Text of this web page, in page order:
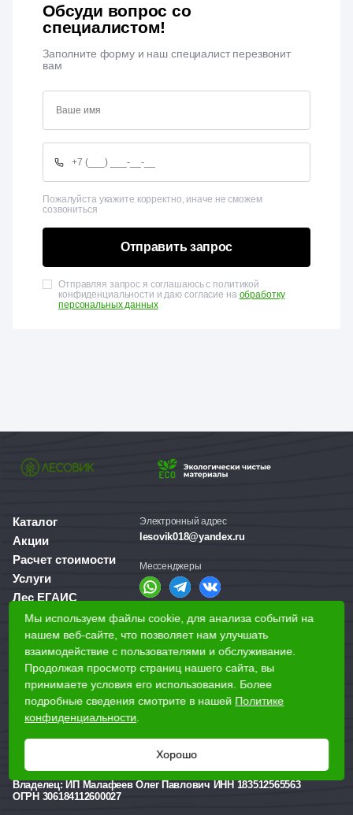
Обсуди вопрос со
специалистом!
Заполните форму и наш специалист перезвонит
вам
Пожалуйста укажите корректно, иначе не сможем
созвониться
Отправить запрос
Отправляя запрос я соглашаюсь с политикой
конфиденциальности и даю согласие на обработку
персональных данных
Каталог
Акции
Расчет стоимости
Услуги
Лес ЕГАИС
О компании
Доставка и оплата
Для бизнеса
Наши магазины
Ижевск, Воткинское шоссе, 340
Электронный адрес
lesovik018@yandex.ru
Мессенджеры
Справочная служба
+7 (3412) 77-60-50
Реквизиты
Владелец: ИП Малафеев Олег Павлович ИНН 183512565563
ОГРН 306184112600027
Мы используем файлы cookie, для анализа событий на
нашем веб-сайте, что позволяет нам улучшать
взаимодействие с пользователями и обслуживание.
Продолжая просмотр страниц нашего сайта, вы
принимаете условия его использования. Более
подробные сведения смотрите в нашей Политике
конфиденциальности
Хорошо